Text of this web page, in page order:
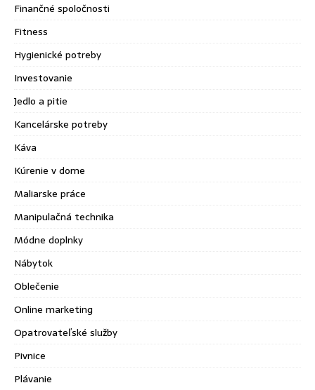
Finančné spoločnosti
Fitness
Hygienické potreby
Investovanie
Jedlo a pitie
Kancelárske potreby
Káva
Kúrenie v dome
Maliarske práce
Manipulačná technika
Módne doplnky
Nábytok
Oblečenie
Online marketing
Opatrovateľské služby
Pivnice
Plávanie